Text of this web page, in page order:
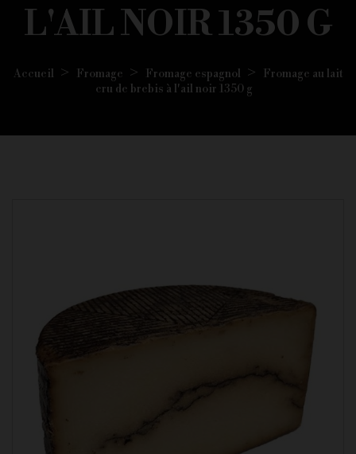
L'AIL NOIR 1350 G
Accueil Fromage Fromage espagnol
Fromage au lait
cru de brebis à l'ail noir 1350 g